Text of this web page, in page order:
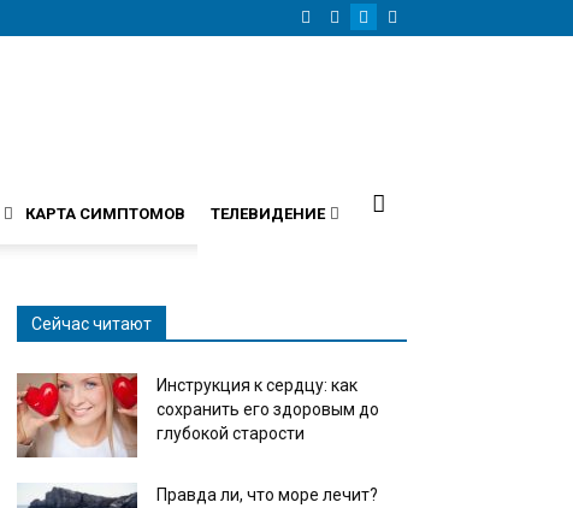
КАРТА СИМПТОМОВ ТЕЛЕВИДЕНИЕ
Сейчас читают
Инструкция к сердцу: как
сохранить его здоровым до
глубокой старости
Правда ли, что море лечит?